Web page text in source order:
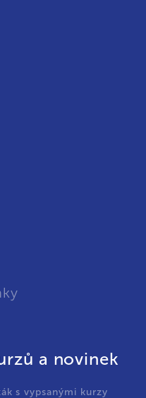
a novinek
s vypsanými kurzy